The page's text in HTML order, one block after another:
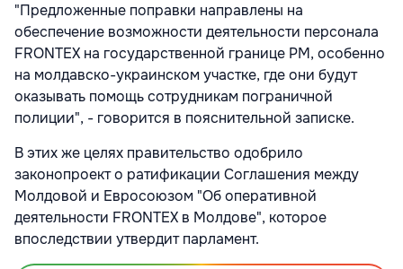
"Предложенные поправки направлены на
обеспечение возможности деятельности персонала
FRONTEX на государственной границе РМ, особенно
на молдавско-украинском участке, где они будут
оказывать помощь сотрудникам пограничной
полиции", - говорится в пояснительной записке.
В этих же целях правительство одобрило
законопроект о ратификации Соглашения между
Молдовой и Евросоюзом "Об оперативной
деятельности FRONTEX в Молдове", которое
впоследствии утвердит парламент.